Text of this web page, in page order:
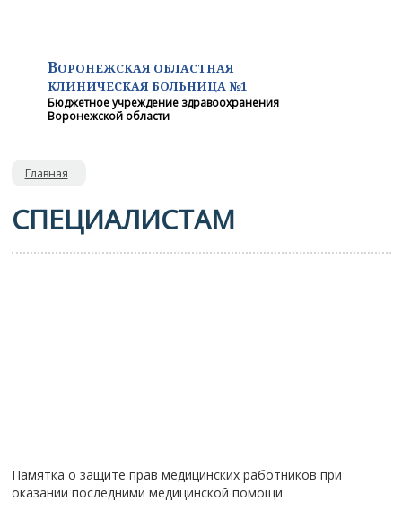
ВОРОНЕЖСКАЯ ОБЛАСТНАЯ
КЛИНИЧЕСКАЯ БОЛЬНИЦА №1
Бюджетное учреждение здравоохранения
Воронежской области
Главная
СПЕЦИАЛИСТАМ
Памятка о защите прав медицинских работников при
оказании последними медицинской помощи